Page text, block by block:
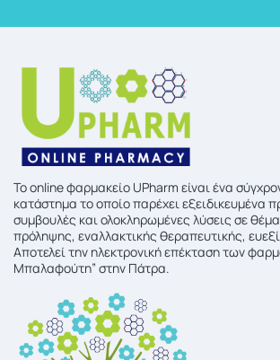
To online φαρμακείο UPharm είναι ένα
κατάστημα το οποίο παρέχει εξειδικευμένα
συμβουλές και ολοκληρωμένες λύσεις σε
πρόληψης, εναλλακτικής θεραπευτικής,
Αποτελεί την ηλεκτρονική επέκταση των
Μπαλαφούτη” στην Πάτρα.